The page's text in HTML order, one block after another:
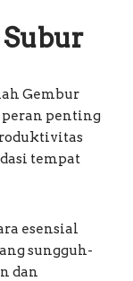
Subur
Gembur
peran penting
tempat
esensial
sungguh-
dan